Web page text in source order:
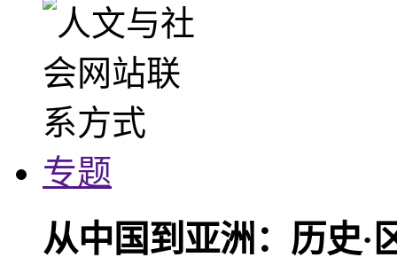
专题
从中国到亚洲：历史·